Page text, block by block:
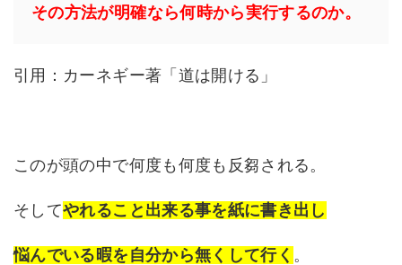
その方法が明確なら何時から実行するのか。
引用：カーネギー著「道は開ける」
このが頭の中で何度も何度も反芻される。
そしてやれること出来る事を紙に書き出し
悩んでいる暇を自分から無くして行く 。